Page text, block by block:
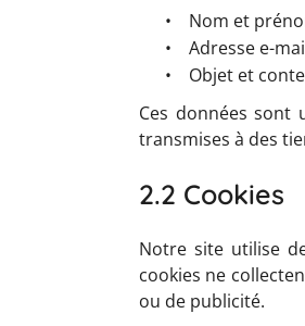
•
Nom et
•
Adresse e-
•
Objet et
Ces données
transmises à des
2.2 Cookies
Notre site utilise
cookies ne
ou de publicité.